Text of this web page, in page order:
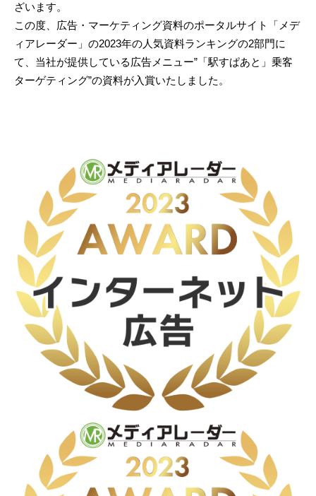
ざいます。
この度、広告・マーケティング資料のポータルサイト「メデ
ィアレーダー」の2023年の人気資料ランキングの2部門に
て、当社が提供している広告メニュー”「駅すぱあと」乗客
ターゲティング”の資料が入賞いたしました。